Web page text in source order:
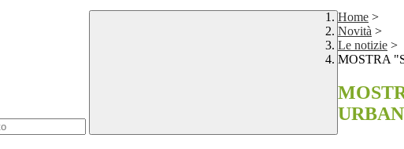
Home >
Novità >
Le notizie >
MOSTRA